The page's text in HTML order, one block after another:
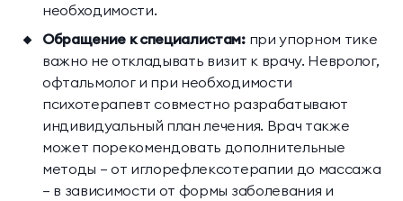
необходимости.
Обращение к специалистам:при упорном тике
важно не откладывать визит к врачу. Невролог,
офтальмолог и при необходимости
психотерапевт совместно разрабатывают
индивидуальный план лечения. Врач также
может порекомендовать дополнительные
методы — от иглорефлексотерапии до массажа
— в зависимости от формы заболевания и